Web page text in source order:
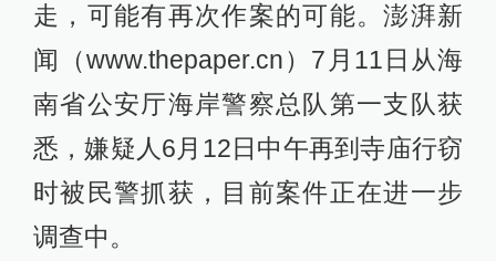
走，可能有再次作案的可能。澎湃新
闻（www.thepaper.cn）7月11日从海
南省公安厅海岸警察总队第一支队获
悉，嫌疑人6月12日中午再到寺庙行窃
时被民警抓获，目前案件正在进一步
调查中。